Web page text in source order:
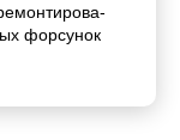
форсунок